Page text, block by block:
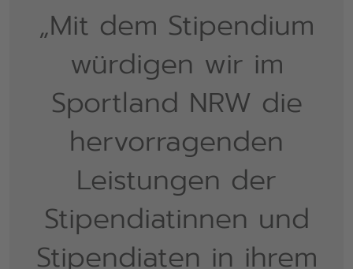
„Mit dem Stipendium
würdigen wir im
Sportland NRW die
hervorragenden
Leistungen der
Stipendiatinnen und
Stipendiaten in ihrem